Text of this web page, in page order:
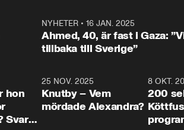
Mohamsson till svars.
NYHETER• 16 JAN. 2025
Ahmed, 40, är fast i Gaza:
tillbaka till Sverige”
hon
Svar
31:05
25 NOV. 2025
Knutby – Vem
mördade Alexandra?
8 OKT.
200